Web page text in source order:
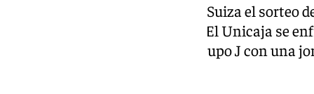
El pasado viernes tuvo lugar en Suiza el sorteo
Basketball Champions League. El Unicaja se
Reggiana tras ser primero del grupo J con una